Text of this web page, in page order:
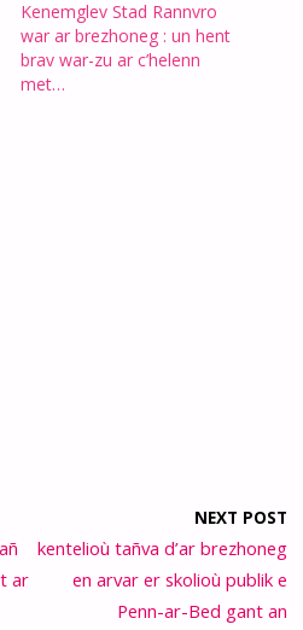
Kenemglev Stad Rannvro
war ar brezhoneg : un hent
brav war-zu ar c’helenn
met…
ar
NEXT POST
kentelioù tañva d’ar brezhoneg
en arvar er skolioù publik e
Penn-ar-Bed gant an